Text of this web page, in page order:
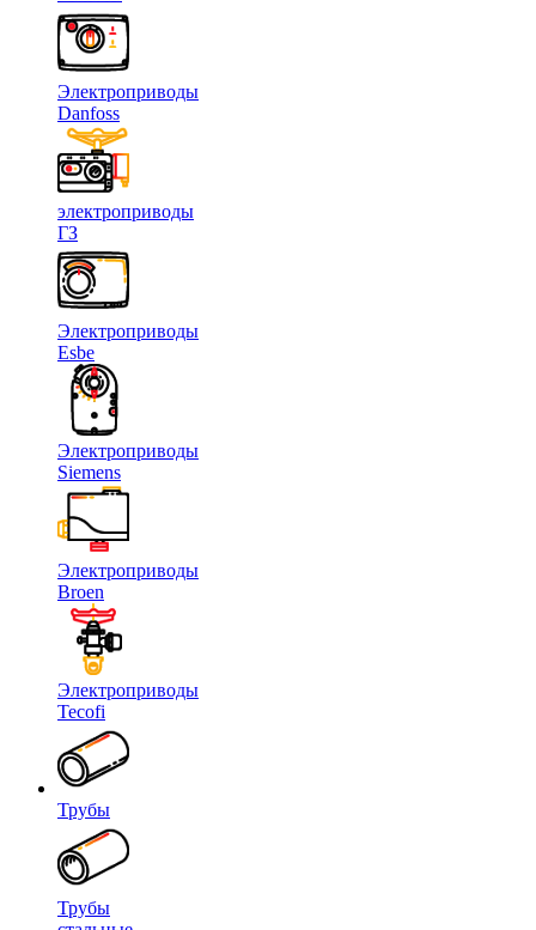
Электроприводы
Danfoss
электроприводы
ГЗ
Электроприводы
Esbe
Электроприводы
Siemens
Электроприводы
Broen
Электроприводы
Tecofi
Трубы
Трубы